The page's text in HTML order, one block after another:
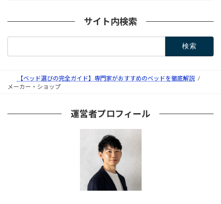
サイト内検索
索:
【ベッド選びの完全ガイド】専門家がおすすめのベッドを徹底解説
メーカー・ショップ
運営者プロフィール